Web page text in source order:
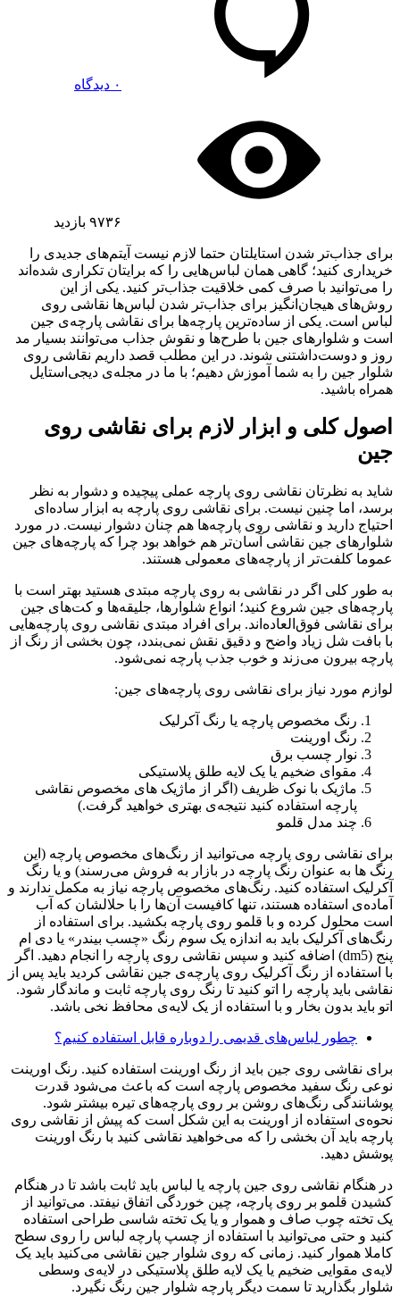
۰ دیدگاه
۹۷۳۶ بازدید
برای جذاب‌تر شدن استایلتان حتما لازم نیست آیتم‌های جدیدی را
خریداری کنید؛ گاهی همان لباس‌هایی را که برایتان تکراری شده‌اند
را می‌توانید با صرف کمی خلاقیت جذاب‌تر کنید. یکی از این
روش‌های هیجان‌انگیز برای جذاب‌تر شدن لباس‌ها نقاشی روی
لباس است. یکی از ساده‌ترین پارچه‌ها برای نقاشی پارچه‌ی جین
است و شلوارهای جین با طرح‌ها و نقوش جذاب می‌توانند بسیار مد
روز و دوست‌داشتنی شوند. در این مطلب قصد داریم نقاشی روی
شلوار جین را به شما آموزش دهیم؛ با ما در مجله‌ی دیجی‌استایل
همراه باشید.
اصول کلی و ابزار لازم برای نقاشی روی
جین
شاید به نظرتان نقاشی روی پارچه عملی پیچیده و دشوار به نظر
برسد، اما چنین نیست. برای نقاشی روی پارچه به ابزار ساده‌ای
احتیاج دارید و نقاشی روی پارچه‌ها هم چنان دشوار نیست. در مورد
شلوارهای جین نقاشی آسان‌تر هم خواهد بود چرا که پارچه‌های جین
عموما کلفت‌تر از پارچه‌های معمولی هستند.
به طور کلی اگر در نقاشی به روی پارچه مبتدی هستید بهتر است با
پارچه‌های جین شروع کنید؛ انواع شلوارها، جلیقه‌ها و کت‌های جین
برای نقاشی فوق‌العاده‌اند. برای افراد مبتدی نقاشی روی پارچه‌هایی
با بافت شل زیاد واضح و دقیق نقش نمی‌بندد، چون بخشی از رنگ از
پارچه بیرون می‌زند و خوب جذب پارچه نمی‌شود.
لوازم مورد نیاز برای نقاشی روی پارچه‌های جین:
رنگ مخصوص پارچه یا رنگ آکرلیک
رنگ اورینت
نوار چسب برق
مقوای ضخیم یا یک لایه طلق پلاستیکی
ماژیک با نوک ظریف (اگر از ماژیک های مخصوص نقاشی
پارچه استفاده کنید نتیجه‌ی بهتری خواهید گرفت.)
چند مدل قلمو
برای نقاشی روی پارچه می‌توانید از رنگ‌های مخصوص پارچه (این
رنگ ها به عنوان رنگ پارچه در بازار به فروش می‌رسند) و یا رنگ
آکرلیک استفاده کنید. رنگ‌های مخصوص پارچه نیاز به مکمل ندارند و
آماده‌ی استفاده هستند، تنها کافیست آن‌ها را با حلالشان که آب
است محلول کرده و با قلمو روی پارچه بکشید. برای استفاده از
رنگ‌های آکرلیک باید به اندازه یک سوم رنگ «چسب بیندر» یا دی ام
پنج (dm5) اضافه کنید و سپس نقاشی روی پارچه را انجام دهید. اگر
با استفاده از رنگ آکرلیک روی پارچه‌ی جین نقاشی کردید باید پس از
نقاشی باید پارچه را اتو کنید تا رنگ روی پارچه ثابت و ماندگار شود.
اتو باید بدون بخار و با استفاده از یک لایه‌ی محافظ نخی باشد.
چطور لباس‌های قدیمی را دوباره قابل استفاده کنیم؟
برای نقاشی روی جین باید از رنگ اورینت استفاده کنید. رنگ اورینت
نوعی رنگ سفید مخصوص پارچه است که باعث می‌شود قدرت
پوشانندگی رنگ‌های روشن بر روی پارچه‌های تیره بیشتر شود.
نحوه‌ی استفاده از اورینت به این شکل است که پیش از نقاشی روی
پارچه باید آن بخشی را که می‌خواهید نقاشی کنید با رنگ اورینت
پوشش دهید.
در هنگام نقاشی روی جین پارچه یا لباس باید ثابت باشد تا در هنگام
کشیدن قلمو بر روی پارچه، چین خوردگی اتفاق نیفتد. می‌توانید از
یک تخته چوب صاف و هموار و یا یک تخته شاسی طراحی استفاده
کنید و حتی می‌توانید با استفاده از چسپ پارچه لباس را روی سطح
کاملا هموار کنید. زمانی که روی شلوار جین نقاشی می‌کنید باید یک
لایه‌ی مقوایی ضخیم یا یک لایه طلق پلاستیکی در لایه‌ی وسطی
شلوار بگذارید تا سمت دیگر پارچه شلوار جین رنگ نگیرد.